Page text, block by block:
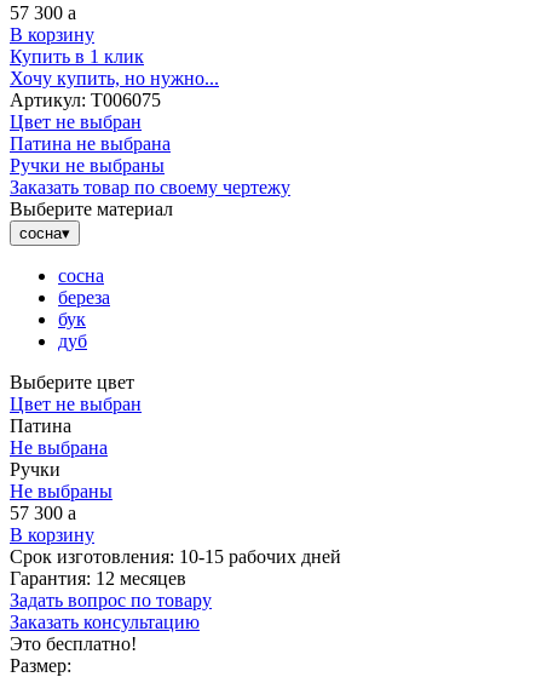
57 300 a
В корзину
Купить в 1 клик
Хочу купить, но нужно...
Артикул: Т006075
Цвет не выбран
Патина не выбрана
Ручки не выбраны
Заказать товар по своему чертежу
Выберите материал
сосна▾
сосна
береза
бук
дуб
Выберите цвет
Цвет не выбран
Патина
Не выбрана
Ручки
Не выбраны
57 300 a
В корзину
Срок изготовления: 10-15 рабочих дней
Гарантия: 12 месяцев
Задать вопрос по товару
Заказать консультацию
Это бесплатно!
Размер: